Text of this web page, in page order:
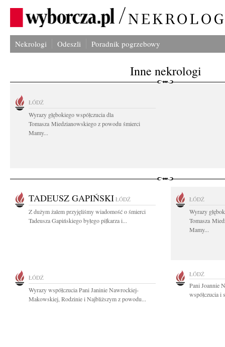
Nekrologi Odeszli Poradnik pogrzebowy
Inne nekrologi
ŁÓDŹ
Wyrazy głębokiego współczucia dla
Tomasza Miedzianowskiego z powodu śmierci
Mamy...
TADEUSZ GAPIŃSKI ŁÓDŹ
Z dużym żalem przyjęliśmy wiadomość o śmierci
Tadeusza Gapińskiego byłego piłkarza i...
ŁÓDŹ
Wyrazy
Tomasza
Mamy...
ŁÓDŹ
Wyrazy współczucia Pani Janinie Nawrockiej-
Makowskiej, Rodzinie i Najbliższym z powodu...
ŁÓDŹ
Pani Joannie
współczucia i